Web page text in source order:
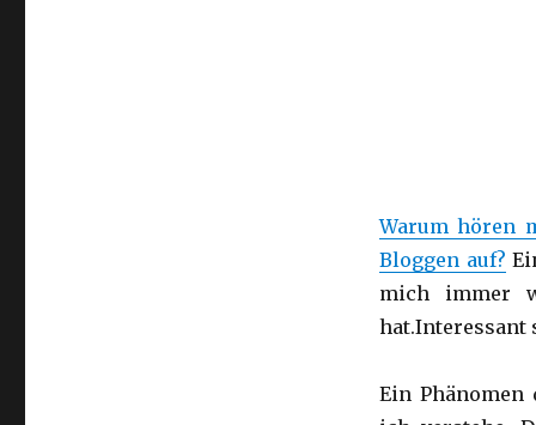
Warum hören
Bloggen auf?
mich immer
hat.Interessant
Ein Phänomen